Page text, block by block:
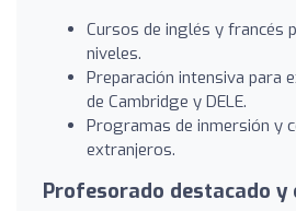
Cursos de inglés y francés
niveles.
Preparación intensiva para
de Cambridge y DELE.
Programas de inmersión y
extranjeros.
Profesorado destacado y